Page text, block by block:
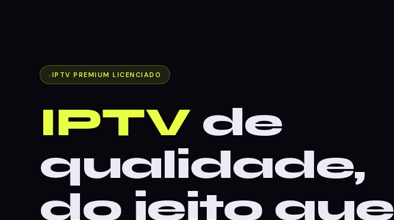
IPTV PREMIUM LICENCIADO
IPTVde
qualidade,
do jeito que